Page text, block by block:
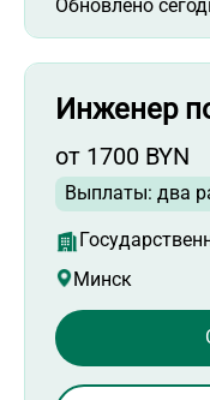
Обновлено
Инженер
от 1700 BYN
Выплаты: два
Минск